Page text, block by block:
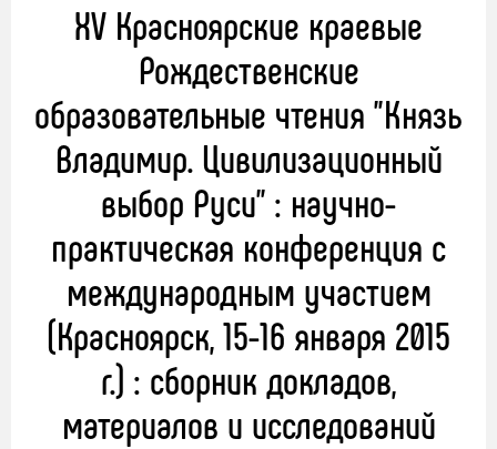
XV Красноярские краевые
Рождественские
образовательные чтения "Князь
Владимир. Цивилизационный
выбор Руси" : научно-
практическая конференция с
международным участием
(Красноярск, 15-16 января 2015
г.) : сборник докладов,
материалов и исследований